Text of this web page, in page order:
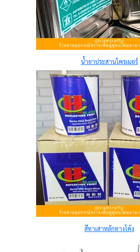
น้ำยาประสานไพรเมอร์
สีทาเสาหลักทางโค้ง